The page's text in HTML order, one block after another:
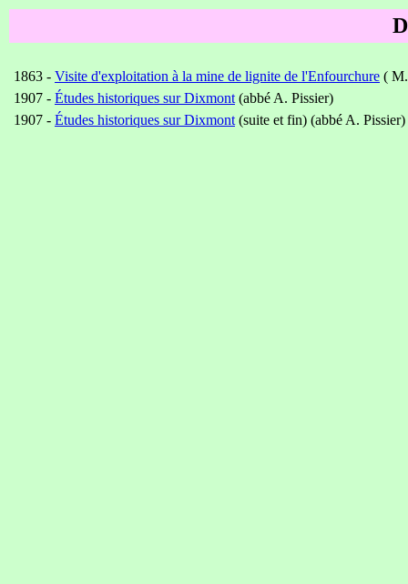
1863 - Visite d'exploitation à la mine de lignite de l'Enfourchure (
1907 - Études historiques sur Dixmont (abbé A. Pissier)
1907 - Études historiques sur Dixmont (suite et fin) (abbé A. Pissier)